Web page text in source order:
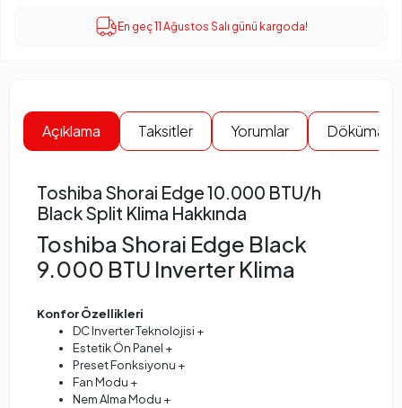
En geç 11 Ağustos Salı günü kargoda!
Açıklama Taksitler Yorumlar
Toshiba Shorai Edge 10.000 BTU/h
Black Split Klima Hakkında
Toshiba Shorai Edge Black
9.000 BTU Inverter Klima
Konfor Özellikleri
DC Inverter Teknolojisi +
Estetik Ön Panel +
Preset Fonksiyonu +
Fan Modu +
Nem Alma Modu +